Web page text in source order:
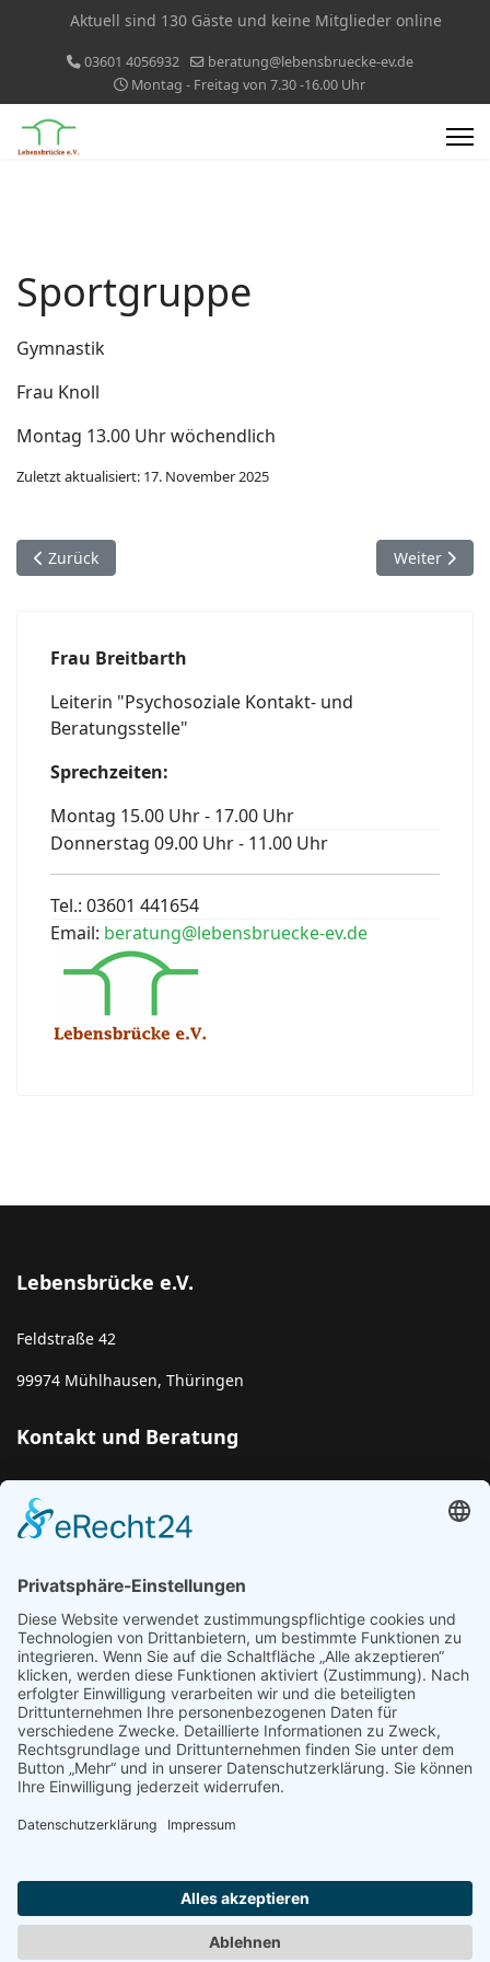
Aktuell sind 130 Gäste und keine Mitglieder online
03601 4056932
beratung@lebensbruecke-ev.de
Montag - Freitag von 7.30 -16.00 Uhr
Sportgruppe
Gymnastik
Frau Knoll
Montag 13.00 Uhr wöchendlich
Zuletzt aktualisiert: 17. November 2025
Vorheriger Beitrag: Chor
Zurück Nächster
Weiter
Frau Breitbarth
Leiterin "Psychosoziale Kontakt- und
Beratungsstelle"
Sprechzeiten:
Montag 15.00 Uhr - 17.00 Uhr
Donnerstag 09.00 Uhr - 11.00 Uhr
Tel.: 03601 441654
Email: beratung@lebensbruecke-ev.de
Lebensbrücke e.V.
Feldstraße 42
99974 Mühlhausen, Thüringen
Kontakt und Beratung
Montag bis Freitag 07.30 Uhr - 16.00 Uhr
Tel.: 03601 4056932
Email:
beratung@lebensbruecke-ev.de
Anfahrt
Google Route.
© 2026 Lebensbrücke e.V. - Powered by BSK IT Systeme